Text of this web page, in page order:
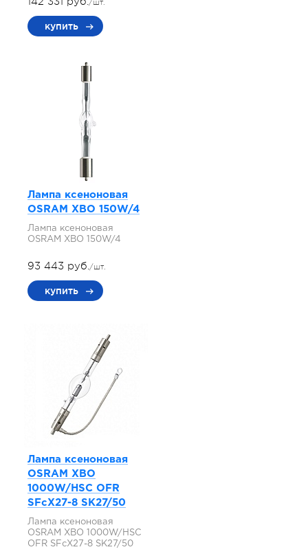
/шт.
купить
Лампа ксеноновая
OSRAM XBO 150W/4
Лампа ксеноновая
OSRAM XBO 150W/4
93 443 руб./шт.
купить
Лампа ксеноновая
OSRAM XBO
1000W/HSC OFR
SFcX27-8 SK27/50
Лампа ксеноновая
OSRAM XBO 1000W/HSC
OFR SFcX27-8 SK27/50